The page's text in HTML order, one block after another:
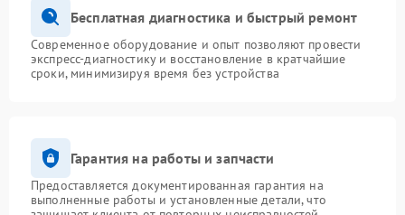
Бесплатная диагностика и быстрый ремонт
Современное оборудование и опыт позволяют провести
экспресс-диагностику и восстановление в кратчайшие
сроки, минимизируя время без устройства
Гарантия на работы и запчасти
Предоставляется документированная гарантия на
выполненные работы и установленные детали, что